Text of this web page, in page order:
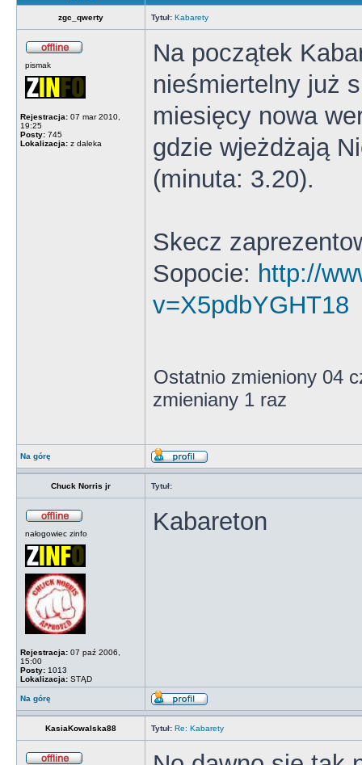
zgc_qwerty Tytuł: Kabarety
pismak
Rejestracja: 07 mar 2010,
19:25
Posty: 745
Lokalizacja: z daleka
Na początek
nieśmiertelny już
miesięcy nowa
gdzie wjeżdżają
(minuta: 3.20).
Skecz
Sopocie: http://
v=X5pdbYGHT18
Ostatnio zmieniony 04
zmieniany 1 raz
Na górę
Chuck Norris jr Tytuł:
nałogowiec zinfo
Rejestracja: 07 paź 2006,
15:00
Posty: 1013
Lokalizacja: STĄD
Kabareton
Na górę
KasiaKowalska88 Tytuł: Re: Kabarety